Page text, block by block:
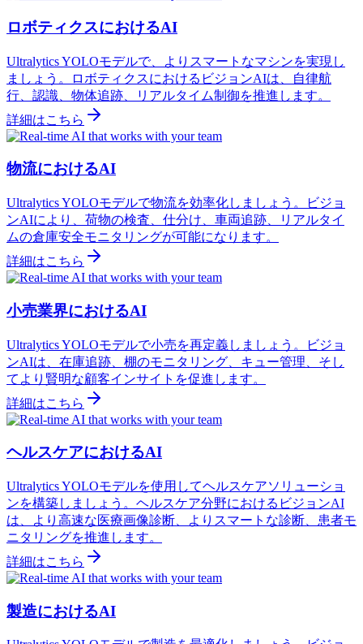
ロボティクスにおけるAI
Ultralytics YOLOモデルで、よりスマートなマシンを実現し
ましょう。ロボティクスにおけるビジョンAIは、自律航
行、認識、物体追跡、リアルタイム制御を推進します。
詳細はこちら
物流におけるAI
Ultralytics YOLOモデルで物流を効率化しましょう。ビジョ
ンAIにより、荷物の検査、仕分け、車両追跡、リアルタイ
ムの倉庫安全モニタリングが可能になります。
詳細はこちら
小売業界におけるAI
Ultralytics YOLOモデルで小売を再定義しましょう。ビジョ
ンAIは、在庫追跡、棚のモニタリング、キュー管理、そし
てより賢明な顧客インサイトを促進します。
詳細はこちら
ヘルスケアにおけるAI
Ultralytics YOLOモデルを使用してヘルスケアソリューショ
ンを構築しましょう。ヘルスケア分野におけるビジョンAI
は、より高速な医療画像診断、よりスマートな診断、患者モ
ニタリングを推進します。
詳細はこちら
製造におけるAI